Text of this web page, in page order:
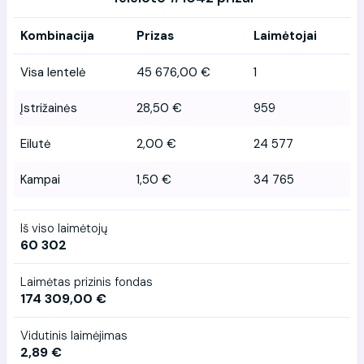
Kombinacija Prizas Laimėtojai
Visa lentelė 45 676,00 € 1
Įstrižainės 28,50 € 959
Eilutė 2,00 € 24 577
Kampai 1,50 € 34 765
Iš viso laimėtojų
60 302
Laimėtas prizinis fondas
174 309,00 €
Vidutinis laimėjimas
2,89 €